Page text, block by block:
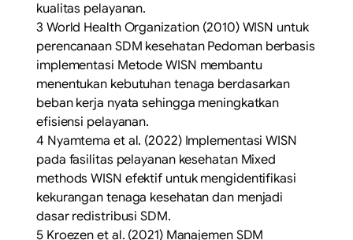
kualitas pelayanan.
3 World Health Organization (2010) WISN untuk
perencanaan SDM kesehatan Pedoman berbasis
implementasi Metode WISN membantu
menentukan kebutuhan tenaga berdasarkan
beban kerja nyata sehingga meningkatkan
efisiensi pelayanan.
4 Nyamtema et al. (2022) Implementasi WISN
pada fasilitas pelayanan kesehatan Mixed
methods WISN efektif untuk mengidentifikasi
kekurangan tenaga kesehatan dan menjadi
dasar redistribusi SDM.
5 Kroezen et al. (2021) Manajemen SDM